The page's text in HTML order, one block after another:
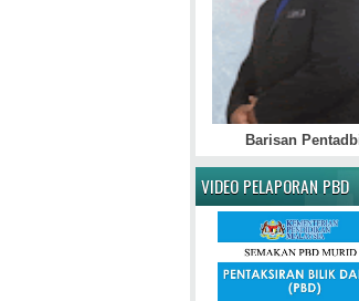
Barisan
VIDEO PELAPORAN PBD